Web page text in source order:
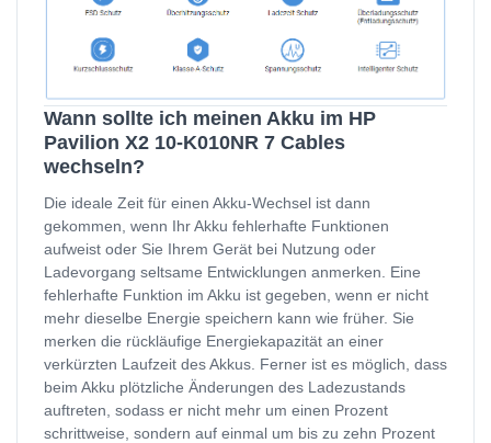
Wann sollte ich meinen Akku im HP
Pavilion X2 10-K010NR 7 Cables
wechseln?
Die ideale Zeit für einen Akku-Wechsel ist dann
gekommen, wenn Ihr Akku fehlerhafte Funktionen
aufweist oder Sie Ihrem Gerät bei Nutzung oder
Ladevorgang seltsame Entwicklungen anmerken. Eine
fehlerhafte Funktion im Akku ist gegeben, wenn er nicht
mehr dieselbe Energie speichern kann wie früher. Sie
merken die rückläufige Energiekapazität an einer
verkürzten Laufzeit des Akkus. Ferner ist es möglich, dass
beim Akku plötzliche Änderungen des Ladezustands
auftreten, sodass er nicht mehr um einen Prozent
schrittweise, sondern auf einmal um bis zu zehn Prozent